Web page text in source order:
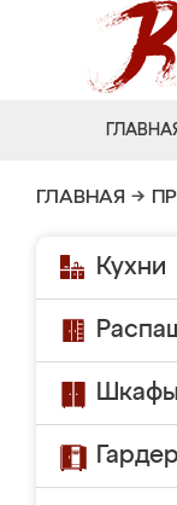
ГЛАВНАЯ →
Кухни